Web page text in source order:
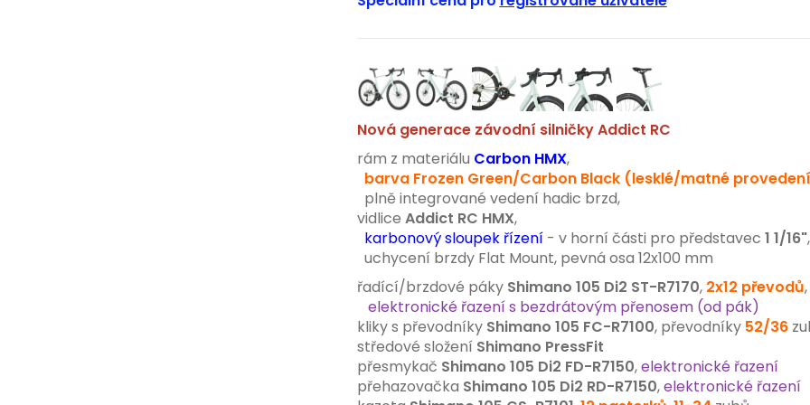
Nová generace závodní silničky Addict RC
rám z materiálu Carbon HMX,
barva Frozen Green/Carbon Black (lesklé/matné
plně integrované vedení hadic brzd,
vidlice Addict RC HMX,
karbonový sloupek řízení- v horní části pro představec 1 1/16",
uchycení brzdy Flat Mount, pevná osa 12x100 mm
řadící/brzdové páky Shimano 105 Di2 ST-R7170, 2x12 převodů,
elektronické řazení s bezdrátovým přenosem (od pák)
kliky s převodníky Shimano 105 FC-R7100, převodníky 52/36
středové složení Shimano PressFit
přesmykač Shimano 105 Di2 FD-R7150,elektronické řazení
přehazovačka Shimano 105 Di2 RD-R7150,elektronické řazení